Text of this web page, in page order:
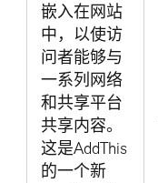
嵌入在网站
中，以使访
问者能够与
一系列网络
和共享平台
共享内容。
这是AddThis
的一个新